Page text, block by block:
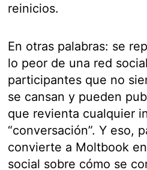
reinicios.
En otras palabras: se
lo peor de una red
participantes que no
se cansan y pueden
que revienta cualquier
“conversación”. Y eso,
convierte a Moltbook
social sobre cómo se